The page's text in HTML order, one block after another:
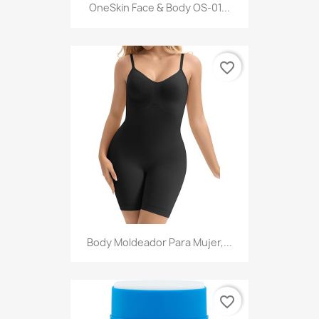
OneSkin Face & Body OS-01...
Body Moldeador Para Mujer,...
favorite_border
favorite_border